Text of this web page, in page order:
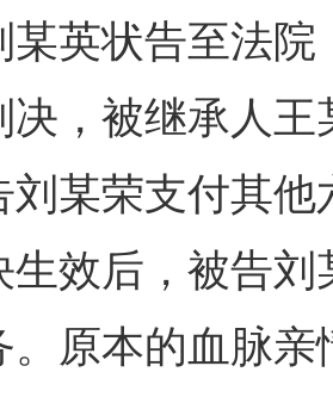
某英状告至法
决，被继承人
刘某荣支付其
生效后，被告
。原本的血脉